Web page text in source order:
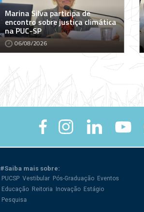
Marina Silva participa de
encontro sobre justiça climática
na PUC-SP
06/08/2026
#Saiba mais sobre:
PUCSP Vestibular Pós-Graduação Eventos
Educação Reitoria Inovação Estágio
Pesquisa